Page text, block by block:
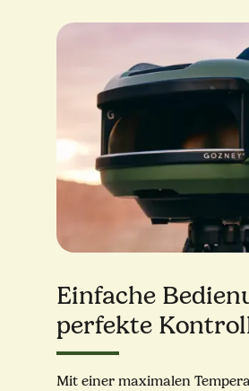
Einfache
perfekte
Mit einer maximalen